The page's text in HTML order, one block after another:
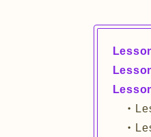
・
・